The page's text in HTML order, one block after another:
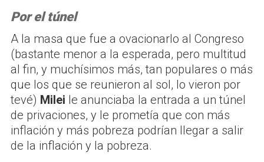
Por el túnel
A la masa que fue a ovacionarlo al Congreso
(bastante menor a la esperada, pero multitud
al fin, y muchísimos más, tan populares o más
que los que se reunieron al sol, lo vieron por
tevé) Milei le anunciaba la entrada a un túnel
de privaciones, y le prometía que con más
inflación y más pobreza podrían llegar a salir
de la inflación y la pobreza.